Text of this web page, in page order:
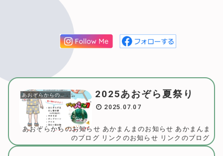
あおぞらからのお知らせ 2025あおぞら夏祭り
2025.07.07
あおぞらからのお知らせ あかまんまのお知らせ あかまんま
のブログ リンクのお知らせ リンクのブログ